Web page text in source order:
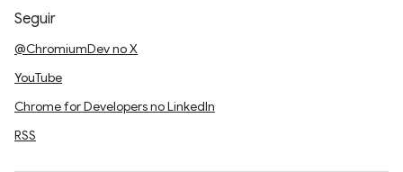
Seguir
@ChromiumDev no X
YouTube
Chrome for Developers no LinkedIn
RSS